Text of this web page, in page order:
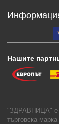
Нашите
"ЗДРАВНИЦА" е
търговска